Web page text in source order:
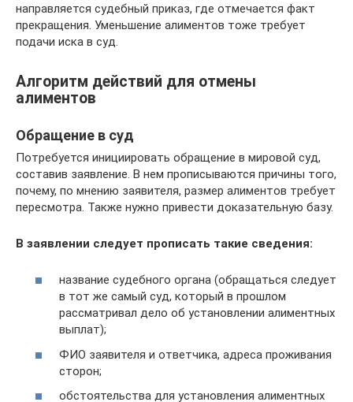
направляется судебный приказ, где отмечается факт
прекращения. Уменьшение алиментов тоже требует
подачи иска в суд.
Алгоритм действий для отмены
алиментов
Обращение в суд
Потребуется инициировать обращение в мировой суд,
составив заявление. В нем прописываются причины того,
почему, по мнению заявителя, размер алиментов требует
пересмотра. Также нужно привести доказательную базу.
В заявлении следует прописать такие сведения:
название судебного органа (обращаться следует
в тот же самый суд, который в прошлом
рассматривал дело об установлении алиментных
выплат);
ФИО заявителя и ответчика, адреса проживания
сторон;
обстоятельства для установления алиментных